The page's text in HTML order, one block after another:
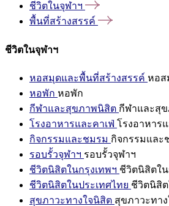
ชีวิตในจุฬาฯ
พื้นที่สร้างสรรค์
ชีวิตในจุฬาฯ
หอสมุดและพื้นที่สร้างสรรค์ หอส
หอพัก หอพัก
กีฬาและสุขภาพนิสิต กีฬาและสุ
โรงอาหารและคาเฟ่ โรงอาหาร
กิจกรรมและชมรม กิจกรรมและ
รอบรั้วจุฬาฯ รอบรั้วจุฬาฯ
ชีวิตนิสิตในกรุงเทพฯ ชีวิตนิสิตใน
ชีวิตนิสิตในประเทศไทย ชีวิตนิสิต
สุขภาวะทางใจนิสิต สุขภาวะทา